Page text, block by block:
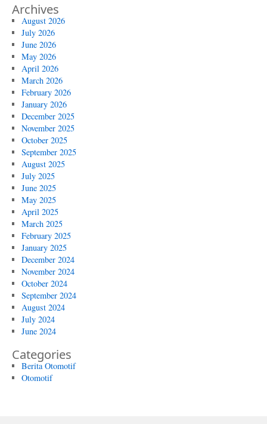
Archives
August 2026
July 2026
June 2026
May 2026
April 2026
March 2026
February 2026
January 2026
December 2025
November 2025
October 2025
September 2025
August 2025
July 2025
June 2025
May 2025
April 2025
March 2025
February 2025
January 2025
December 2024
November 2024
October 2024
September 2024
August 2024
July 2024
June 2024
Categories
Berita Otomotif
Otomotif